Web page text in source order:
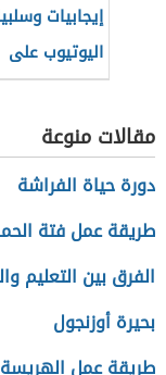
إيجابيات
اليوتيوب على
الأطفال
مقالات منوعة
دورة حياة الفراشة
طريقة عمل فتة
الفرق بين التعليم
بحيرة أوزنجول
طريقة عمل